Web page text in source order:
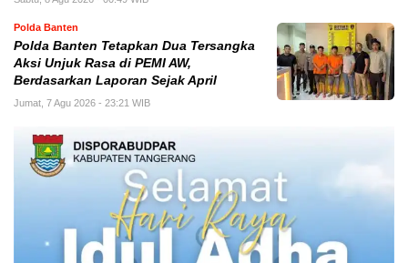
Polda Banten
Polda Banten Tetapkan Dua Tersangka
Aksi Unjuk Rasa di PEMI AW,
Berdasarkan Laporan Sejak April
Jumat, 7 Agu 2026 - 23:21 WIB